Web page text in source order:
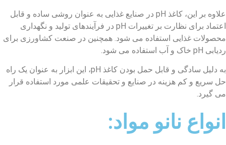
علاوه بر این، کاغذ pH در صنایع غذایی به عنوان روشی ساده و قابل
اعتماد برای نظارت بر تغییرات pH در فرآیندهای تولید و نگهداری
محصولات غذایی استفاده می شود. همچنین در صنعت کشاورزی برای
ردیابی pH خاک و آب استفاده می شود.
به دلیل سادگی و قابل حمل بودن کاغذ pH، این ابزار به عنوان یک راه
حل سریع و کم هزینه در صنایع و تحقیقات علمی مورد استفاده قرار
می گیرد.
انواع نانو مواد: